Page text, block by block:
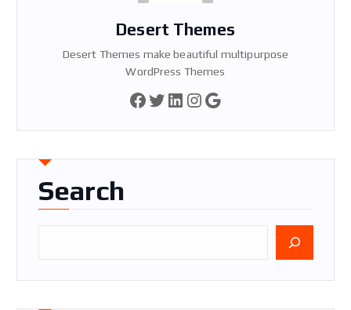
Desert Themes
Desert Themes make beautiful multipurpose
WordPress Themes
Facebook Twitter LinkedIn InstagramGoogle
Search
у